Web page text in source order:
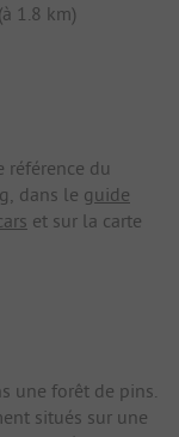
1.8 km)
référence du
, dans le guide
et sur la carte
une forêt de pins.
situés sur une